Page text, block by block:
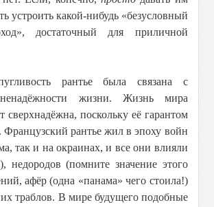
устроить какой-нибудь «безусловный
достаточный для приличной
рантье была связана с
жизни. Жизнь мира
сверхнадёжна, поскольку её гарантом
Французский рантье жил в эпоху войн
так и на окраинах, и все они влияли
недородов (помните значение этого
афёр (одна «панама» чего стоила!)
траблов. В мире будущего подобные